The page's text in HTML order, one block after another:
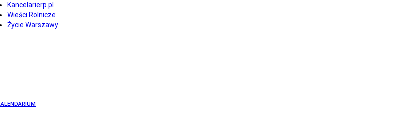
Kancelarierp.pl
Wieści Rolnicze
Życie Warszawy